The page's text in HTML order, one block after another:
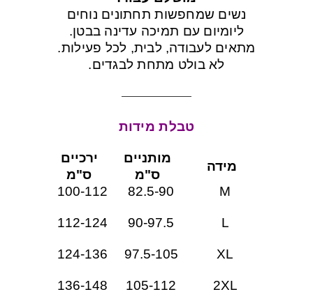
נשים שמחפשות תחתונים נוחים
ליומיום עם תמיכה עדינה בבטן.
מתאים לעבודה, לבית, לכל פעילות.
לא בולט מתחת לבגדים.
טבלת מידות
מידה
מותניים
ס"מ
ירכיים
ס"מ
M
82.5-90
100-112
L
90-97.5
112-124
XL
97.5-105
124-136
2XL
105-112
136-148